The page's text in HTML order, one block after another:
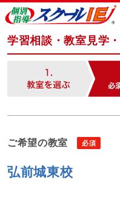
学習相談・教室見学
ご希望の教室
弘前城東校